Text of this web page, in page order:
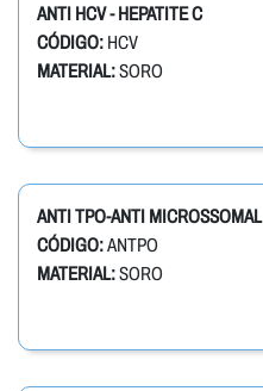
ANTI HCV - HEPATITE C
CÓDIGO: HCV
MATERIAL:SORO
ANTI TPO-ANTI MICROSSOMAL
CÓDIGO:ANTPO
MATERIAL:SORO